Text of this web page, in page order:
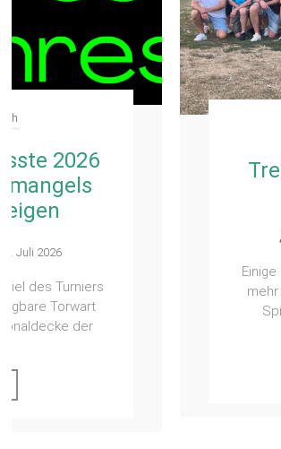
Treffen ehemaliger
28. Juli
Einige haben sich seit fast 40
mehr gesehen: Beim Treffen
Spieler, Trainer und